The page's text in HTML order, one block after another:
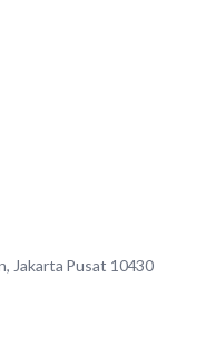
Jakarta Pusat 10430